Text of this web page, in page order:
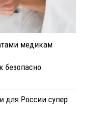
медикам
безопасно
для России супер